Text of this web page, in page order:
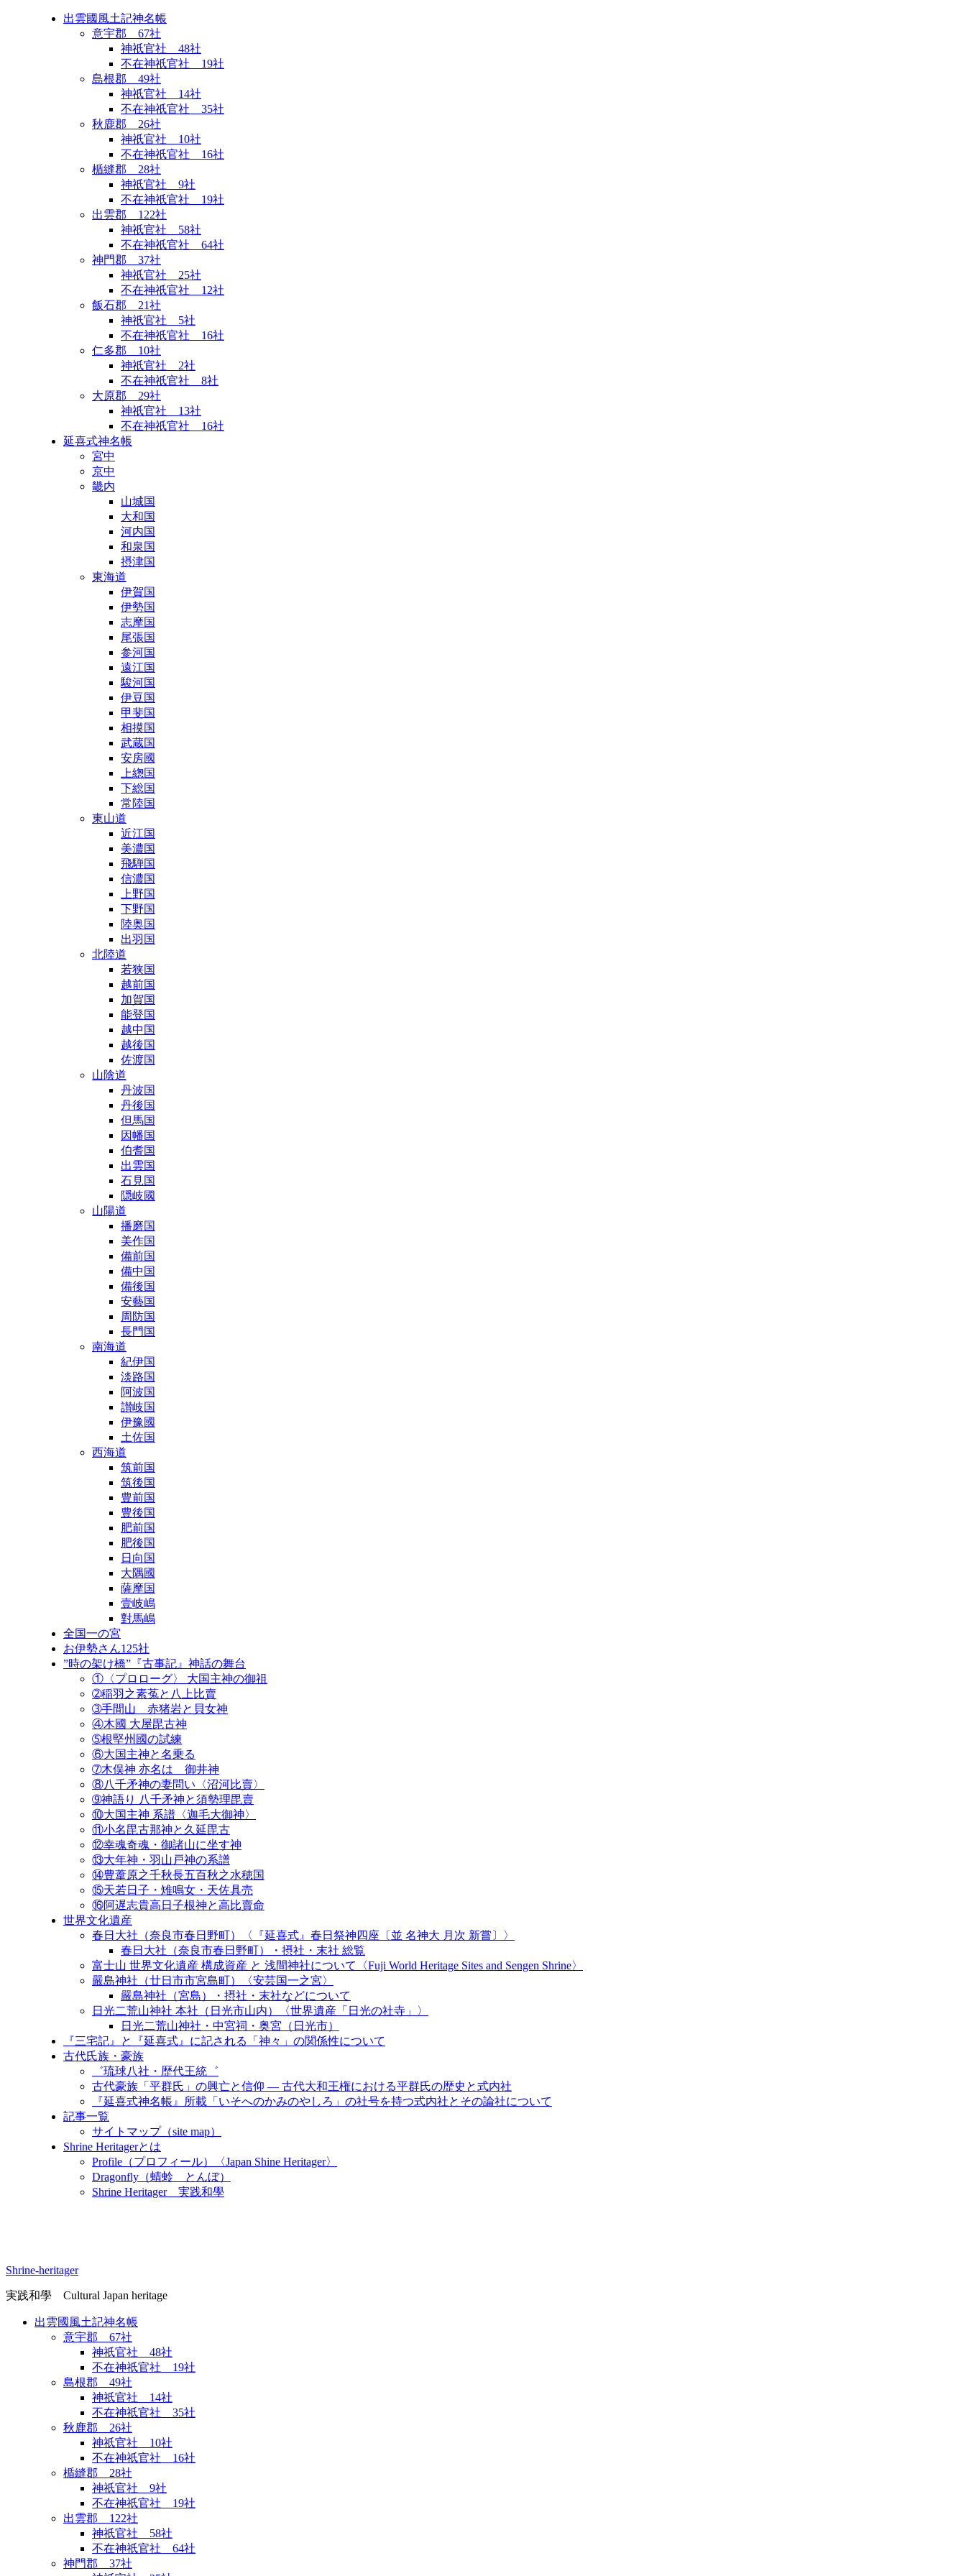
出雲國風土記神名帳
意宇郡 67社
神祇官社 48社
不在神祇官社 19社
島根郡 49社
神祇官社 14社
不在神祇官社 35社
秋鹿郡 26社
神祇官社 10社
不在神祇官社 16社
楯縫郡 28社
神祇官社 9社
不在神祇官社 19社
出雲郡 122社
神祇官社 58社
不在神祇官社 64社
神門郡 37社
神祇官社 25社
不在神祇官社 12社
飯石郡 21社
神祇官社 5社
不在神祇官社 16社
仁多郡 10社
神祇官社 2社
不在神祇官社 8社
大原郡 29社
神祇官社 13社
不在神祇官社 16社
延喜式神名帳
宮中
京中
畿内
山城国
大和国
河内国
和泉国
摂津国
東海道
伊賀国
伊勢国
志摩国
尾張国
参河国
遠江国
駿河国
伊豆国
甲斐国
相摸国
武蔵国
安房國
上緫国
下総国
常陸国
東山道
近江国
美濃国
飛騨国
信濃国
上野国
下野国
陸奥国
出羽国
北陸道
若狭国
越前国
加賀国
能登国
越中国
越後国
佐渡国
山陰道
丹波国
丹後国
但馬国
因幡国
伯耆国
出雲国
石見国
隠岐國
山陽道
播磨国
美作国
備前国
備中国
備後国
安藝国
周防国
長門国
南海道
紀伊国
淡路国
阿波国
讃岐国
伊豫國
土佐国
西海道
筑前国
筑後国
豊前国
豊後国
肥前国
肥後国
日向国
大隅國
薩摩国
壹岐嶋
對馬嶋
全国一の宮
お伊勢さん125社
”時の架け橋”『古事記』神話の舞台
①〈プロローグ〉 大国主神の御祖
➁稲羽之素菟と八上比賣
➂手間山 赤猪岩と貝女神
④木國 大屋毘古神
➄根堅州國の試練
⑥大国主神と名乗る
➆木俣神 亦名は 御井神
⑧八千矛神の妻問い〈沼河比賣〉
➈神語り 八千矛神と須勢理毘賣
⑩大国主神 系譜〈迦毛大御神〉
⑪小名毘古那神と久延毘古
⑫幸魂奇魂・御諸山に坐す神
⑬大年神・羽山戸神の系譜
⑭豊葦原之千秋長五百秋之水穂国
⑮天若日子・雉鳴女・天佐具売
⑯阿遅志貴高日子根神と高比賣命
世界文化遺産
春日大社（奈良市春日野町）〈『延喜式』春日祭神四座〔並 名神大 月次 新嘗〕〉
春日大社（奈良市春日野町）・摂社・末社 総覧
富士山 世界文化遺産 構成資産 と 浅間神社について〈Fuji World Heritage Sites and Sengen Shrine〉
嚴島神社（廿日市市宮島町）〈安芸国一之宮〉
嚴島神社（宮島）・摂社・末社などについて
日光二荒山神社 本社（日光市山内）〈世界遺産「日光の社寺」〉
日光二荒山神社・中宮祠・奥宮（日光市）
『三宅記』と『延喜式』に記される「神々」の関係性について
古代氏族・豪族
゛琉球八社・歴代王統゛
古代豪族「平群氏」の興亡と信仰 ― 古代大和王権における平群氏の歴史と式内社
『延喜式神名帳』所載「いそへのかみのやしろ」の社号を持つ式内社とその論社について
記事一覧
サイトマップ（site map）
Shrine Heritagerとは
Profile（プロフィール）〈Japan Shine Heritager​〉
Dragonfly（蜻蛉 とんぼ）
Shrine Heritager 実践和學
Shrine-heritager
実践和學 Cultural Japan heritage
出雲國風土記神名帳
意宇郡 67社
神祇官社 48社
不在神祇官社 19社
島根郡 49社
神祇官社 14社
不在神祇官社 35社
秋鹿郡 26社
神祇官社 10社
不在神祇官社 16社
楯縫郡 28社
神祇官社 9社
不在神祇官社 19社
出雲郡 122社
神祇官社 58社
不在神祇官社 64社
神門郡 37社